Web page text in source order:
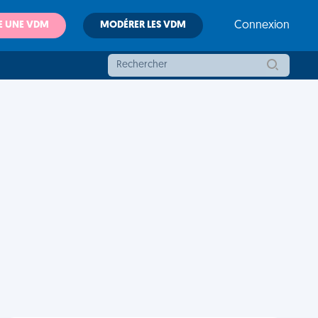
UNE VDM MODÉRER LES VDM Connexion